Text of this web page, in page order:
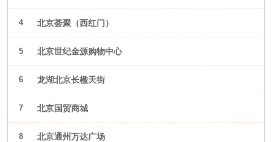
4 北京荟聚（西红门）
5 北京世纪金源购物中心
6 龙湖北京长楹天街
7 北京国贸商城
8 北京通州万达广场